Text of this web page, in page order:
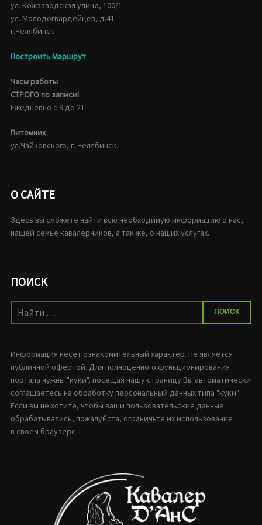
ул. Кожзаводская улица, 100/1
ул. Молодогвардейцев, д.41
г.Челябинск
Построить Маршрут
Часы работы
СТРОГО по записи!
Ежедневно с 9 до 21
Питомник
ул.Чайковского, г. Челябинск.
О САЙТЕ
Здесь вы сможете найти всю необходимую информацию о нас,
нашей семье кавалерчиков, а так же, о наших услугах.
ПОИСК
Искать:
ПОИСК
Информация несет ознакомительный характер. Не является
публичной офертой. Для полноценного функционирования
портала нужны "куки", посещая нашу страницу Вы автоматически
соглашаетесь на обработку персональный данных типа "куки".
Если вы не хотите, чтобы ваши пользовательские данные
обрабатывались, пожалуйста, ограничьте их использование
в своём браузере.